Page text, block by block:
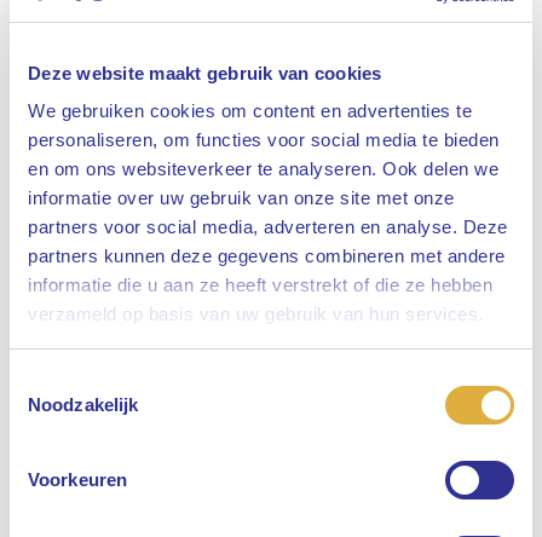
Deze website maakt gebruik van cookies
We gebruiken cookies om content en advertenties te
personaliseren, om functies voor social media te bieden
en om ons websiteverkeer te analyseren. Ook delen we
informatie over uw gebruik van onze site met onze
partners voor social media, adverteren en analyse. Deze
partners kunnen deze gegevens combineren met andere
informatie die u aan ze heeft verstrekt of die ze hebben
verzameld op basis van uw gebruik van hun services.
Noodzakelijk
Voorkeuren
Sluiten